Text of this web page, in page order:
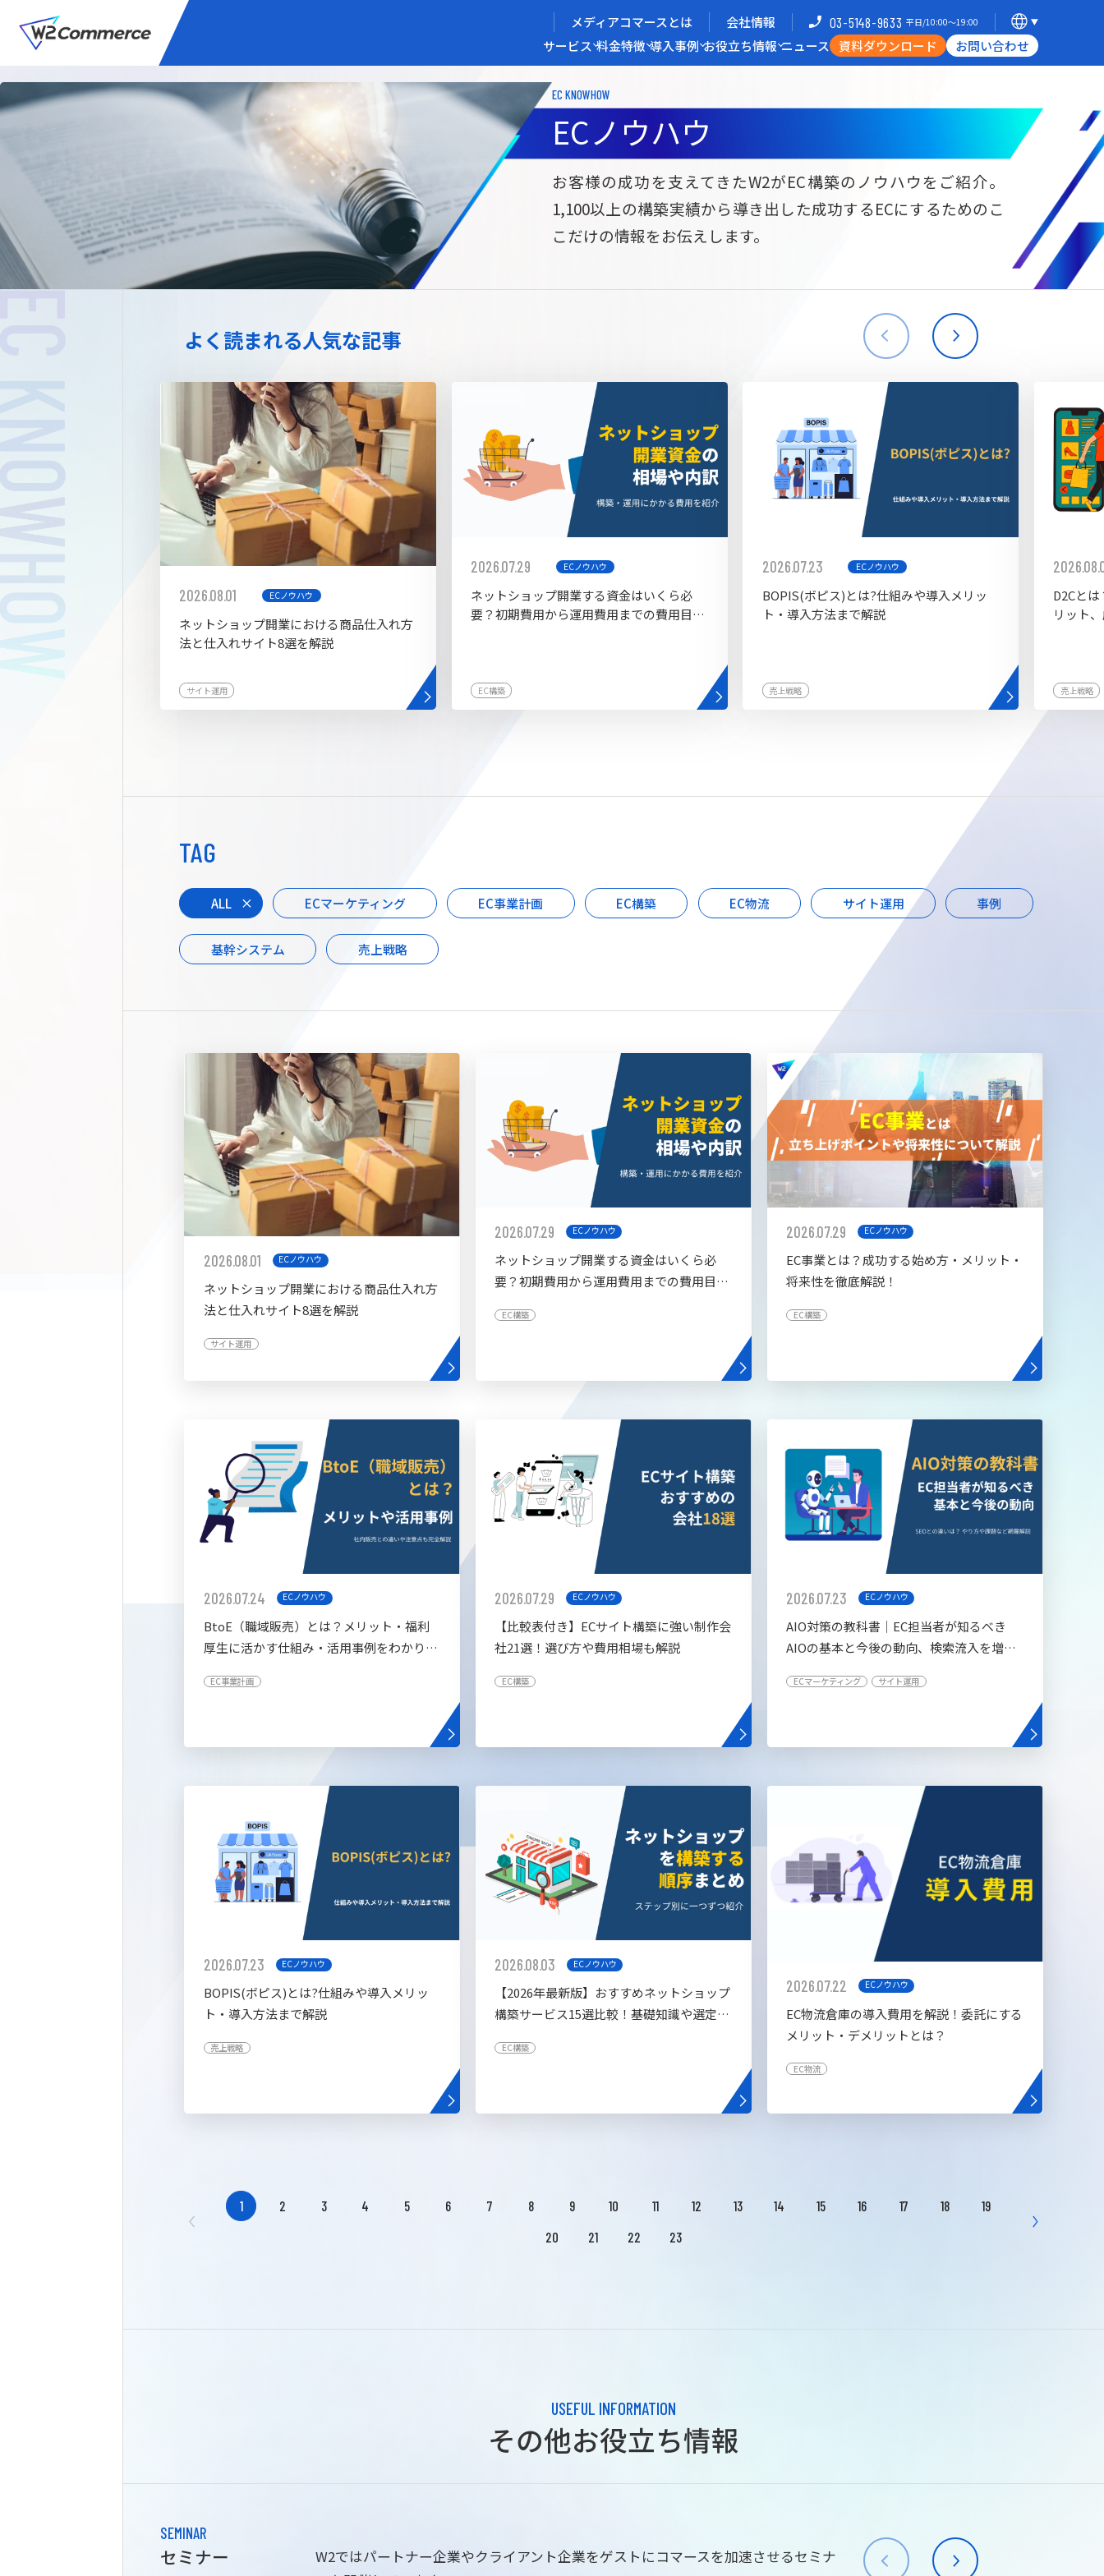
メディアコマースとは 会社情報 03-5148-9633 平日/10:00〜19:00
サービス 料金特徴 導入事例 お役立ち情報 ニュース 資料ダウンロード お問い合わせ
メディアコマースを実現する
サービス
BtoC向けECサイト構築
W2Commerce
Unified
サブスク/定期通販ECサイト構築
Commerce
BtoB向けECサイト構築
W2Commerce
海外進出・現地ECサイト構築
拡張プラグイン一覧 AIカスタマイズ開発 AI buddy
メディアコマースとは 選ばれる理由 開発力/支援体制
導入企業インタビュー
お役立ち資料
EC KNOWHOW
ECノウハウ
お客様の成功を支えてきたW2がEC構築のノウハウをご紹介。
1,100以上の構築実績から導き出した成功するECにするためのこ
こだけの情報をお伝えします。
よく読まれる人気な記事
2026.08.01 ECノウハウ
ネットショップ開業における商品仕入れ方
法と仕入れサイト8選を解説
サイト運用
2026.07.29 ECノウハウ
ネットショップ開業する資金はいくら必
要？初期費用から運用費用までの費用目安
EC構築
2026.07.23 ECノウハウ
BOPIS(ボピス)とは?仕組みや導入メリッ
ト・導入方法まで解説
売上戦略
D2Cと
リット
売上戦略
TAG
ALL ECマーケティング EC事業計画 EC構築 EC物流 サイト運用 事例
基幹システム 売上戦略
2026.08.01 ECノウハウ
ネットショップ開業における商品仕入れ方
法と仕入れサイト8選を解説
サイト運用
2026.07.29 ECノウハウ
ネットショップ開業する資金はいくら必
要？初期費用から運用費用までの費用目安
EC構築
2026.07.29 ECノウハウ
EC事業とは？成功する始め方・メリット・
将来性を徹底解説！
EC構築
2026.07.24 ECノウハウ
BtoE（職域販売）とは？メリット・福利
厚生に活かす仕組み・活用事例をわかりや
EC事業計画
2026.07.29 ECノウハウ
【比較表付き】ECサイト構築に強い制作会
社21選！選び方や費用相場も解説
EC構築
2026.07.23 ECノウハウ
AIO対策の教科書│EC担当者が知るべき
AIOの基本と今後の動向、検索流入を増や
ECマーケティング サイト運用
2026.07.23 ECノウハウ
BOPIS(ボピス)とは?仕組みや導入メリッ
ト・導入方法まで解説
売上戦略
2026.08.03 ECノウハウ
【2026年最新版】おすすめネットショップ
構築サービス15選比較！基礎知識や選定基
EC構築
2026.07.22 ECノウハウ
EC物流倉庫の導入費用を解説！委託にする
メリット・デメリットとは？
EC物流
1 2 3 4 5 6 7 8 9 10 11 12 13 14 15 16 17 18
19
20
21 22 23
USEFUL INFORMATION
その他お役立ち情報
SEMINAR
セミナー
W2ではパートナー企業やクライアント企業をゲストにコマースを加速させるセミナ